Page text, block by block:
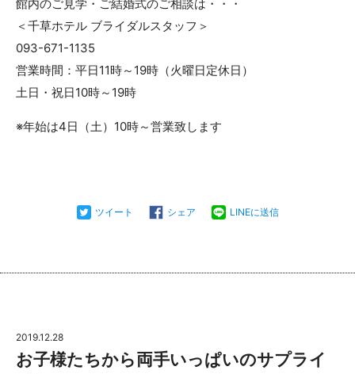
館内のご見学・ご結婚式のご相談は・・・
＜千草ホテル ブライダルスタッフ＞
093-671-1135
営業時間：平日11時～19時（火曜日定休日）
土日・祝日10時～19時
※年始は4日（土）10時～営業致します
ツイート シェア LINEに送信
2019.12.28
お子様たちから両手いっぱいのサプライ